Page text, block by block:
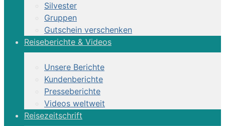
Silvester
Gruppen
Gutschein verschenken
Reiseberichte & Videos
Unsere Berichte
Kundenberichte
Presseberichte
Videos weltweit
Reisezeitschrift